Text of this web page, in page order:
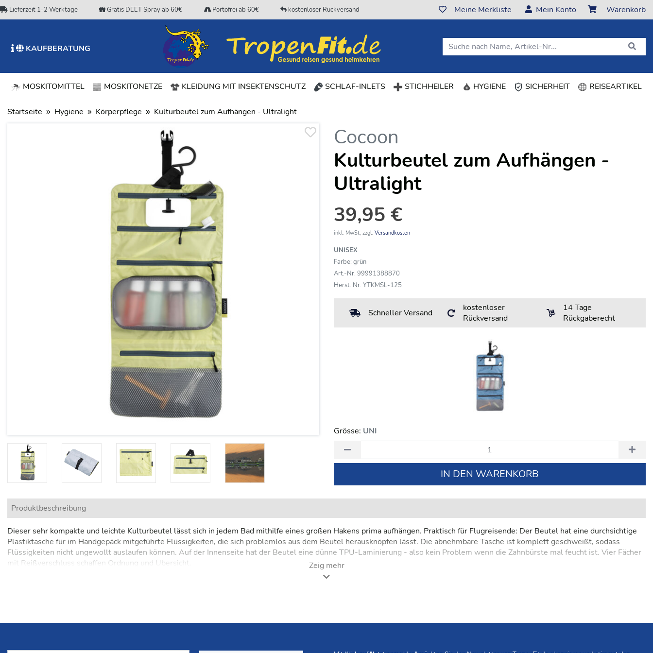
Lieferzeit 1-2 Werktage Gratis DEET Spray ab 60€ Portofrei ab 60€ kostenloser Rückversand Meine Merkliste Mein Konto Warenkorb
KAUFBERATUNG
MOSKITOMITTEL MOSKITONETZE KLEIDUNG MIT INSEKTENSCHUTZ SCHLAF-INLETS STICHHEILER HYGIENE(CURRENT)
SICHERHEIT REISEARTIKEL
Startseite Hygiene Körperpflege Kulturbeutel zum Aufhängen - Ultralight
Cocoon
Kulturbeutel zum Aufhängen -
Ultralight
39,95 €
inkl. MwSt, zzgl. Versandkosten
UNISEX
Farbe: grün
Art.-Nr. 99991388870
Herst. Nr. YTKMSL-125
Schneller Versand
kostenloser
Rückversand
14 Tage
Rückgaberecht
Grösse: UNI
IN DEN WARENKORB
Produktbeschreibung
Dieser sehr kompakte und leichte Kulturbeutel lässt sich in jedem Bad mithilfe eines großen Hakens prima aufhängen. Praktisch für Flugreisende: Der Beutel hat eine durchsichtige
Plastiktasche für im Handgepäck mitgeführte Flüssigkeiten, die sich problemlos aus dem Beutel herausknöpfen lässt. Die abnehmbare Tasche ist komplett geschweißt, sodass
Flüssigkeiten nicht ungewollt auslaufen können. Auf der Innenseite hat der Beutel eine dünne TPU-Laminierung - also kein Problem wenn die Zahnbürste mal feucht ist. Vier Fächer
mit Reißverschluss schaffen Ordnung und Übersicht.
Zeig mehr